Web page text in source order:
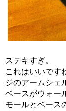
ステキすぎ。
これはいいです
ジのアームシェ
ベースがウォー
モールとベース